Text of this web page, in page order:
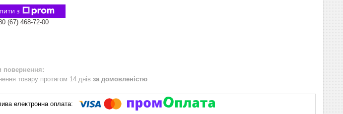
з
(67) 468-72-00
товару протягом 14 днів за домовленістю